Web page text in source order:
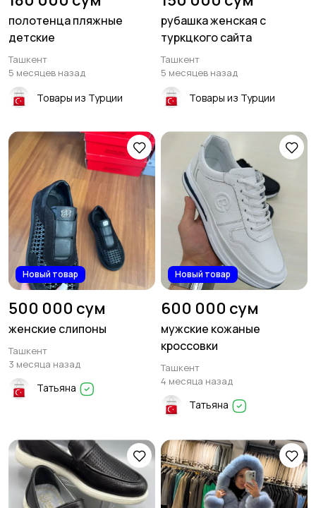
полотенца пляжные
детские
Ташкент
5 месяцев назад
Товары из Турции
рубашка женская с
туркцкого сайта
Ташкент
5 месяцев назад
Товары из Турции
Новый товар
500 000 сум
женские слипоны
Ташкент
3 месяца назад
Татьяна
Новый товар
600 000 сум
мужские кожаные
кроссовки
Ташкент
4 месяца назад
Татьяна